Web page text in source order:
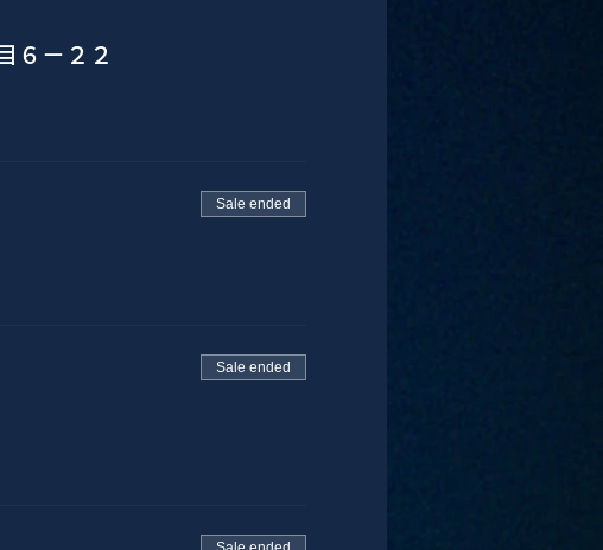
６−２２
Sale ended
Sale ended